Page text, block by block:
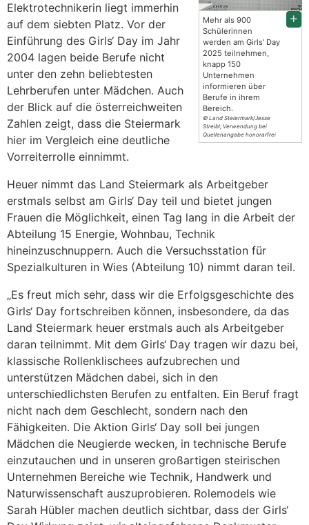
Mehr als 900
Schülerinnen
werden am Girls' Day
2025 teilnehmen,
knapp 150
Unternehmen
informieren über
Berufe in ihrem
Bereich.
© Land Steiermark/Jesse
Streibl; Verwendung bei
Quellenangabe honorarfrei
Elektrotechnikerin liegt immerhin
auf dem siebten Platz. Vor der
Einführung des Girls‘ Day im Jahr
2004 lagen beide Berufe nicht
unter den zehn beliebtesten
Lehrberufen unter Mädchen. Auch
der Blick auf die österreichweiten
Zahlen zeigt, dass die Steiermark
hier im Vergleich eine deutliche
Vorreiterrolle einnimmt.
Heuer nimmt das Land Steiermark als Arbeitgeber
erstmals selbst am Girls‘ Day teil und bietet jungen
Frauen die Möglichkeit, einen Tag lang in die Arbeit der
Abteilung 15 Energie, Wohnbau, Technik
hineinzuschnuppern. Auch die Versuchsstation für
Spezialkulturen in Wies (Abteilung 10) nimmt daran teil.
„Es freut mich sehr, dass wir die Erfolgsgeschichte des
Girls‘ Day fortschreiben können, insbesondere, da das
Land Steiermark heuer erstmals auch als Arbeitgeber
daran teilnimmt. Mit dem Girls‘ Day tragen wir dazu bei,
klassische Rollenklischees aufzubrechen und
unterstützen Mädchen dabei, sich in den
unterschiedlichsten Berufen zu entfalten. Ein Beruf fragt
nicht nach dem Geschlecht, sondern nach den
Fähigkeiten. Die Aktion Girls‘ Day soll bei jungen
Mädchen die Neugierde wecken, in technische Berufe
einzutauchen und in unseren großartigen steirischen
Unternehmen Bereiche wie Technik, Handwerk und
Naturwissenschaft auszuprobieren. Rolemodels wie
Sarah Hübler machen deutlich sichtbar, dass der Girls‘